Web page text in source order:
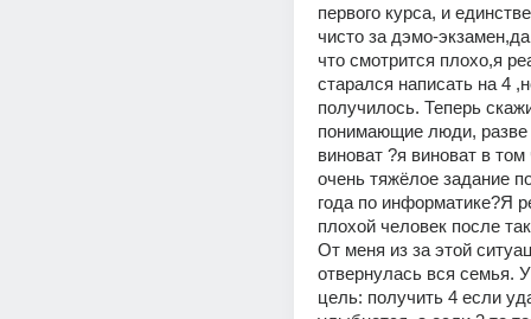
первого курса, и
чисто за дэмо-
что смотрится плохо,я
старался написать на 4
получилось. Теперь
понимающие люди, разве
виноват ?я виноват в
очень тяжёлое задание
года по информатике?Я
плохой человек после
От меня из за этой
отвернулась вся семья.
цель: получить 4 если